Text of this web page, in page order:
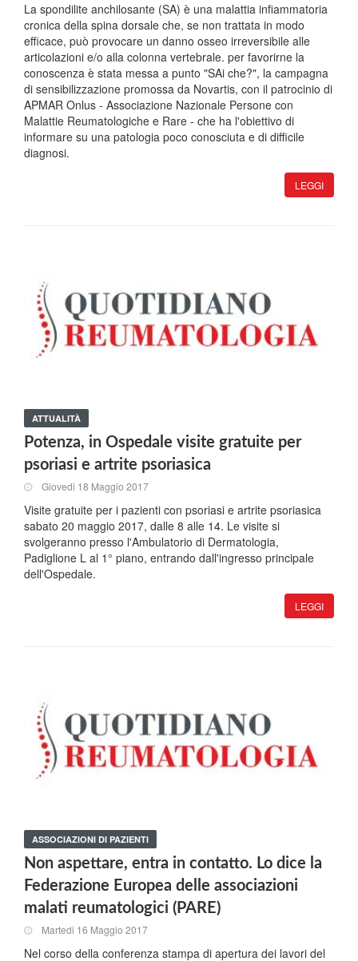
La spondilite anchilosante (SA) è una malattia infiammatoria
cronica della spina dorsale che, se non trattata in modo
efficace, può provocare un danno osseo irreversibile alle
articolazioni e/o alla colonna vertebrale. per favorirne la
conoscenza è stata messa a punto "SAi che?", la campagna
di sensibilizzazione promossa da Novartis, con il patrocinio di
APMAR Onlus - Associazione Nazionale Persone con
Malattie Reumatologiche e Rare - che ha l'obiettivo di
informare su una patologia poco conosciuta e di difficile
diagnosi.
LEGGI
ATTUALITÀ
Potenza, in Ospedale visite gratuite per
psoriasi e artrite psoriasica
Giovedi 18 Maggio 2017
Visite gratuite per i pazienti con psoriasi e artrite psoriasica
sabato 20 maggio 2017, dalle 8 alle 14. Le visite si
svolgeranno presso l'Ambulatorio di Dermatologia,
Padiglione L al 1° piano, entrando dall'ingresso principale
dell'Ospedale.
LEGGI
ASSOCIAZIONI DI PAZIENTI
Non aspettare, entra in contatto. Lo dice la
Federazione Europea delle associazioni
malati reumatologici (PARE)
Martedi 16 Maggio 2017
Nel corso della conferenza stampa di apertura dei lavori del